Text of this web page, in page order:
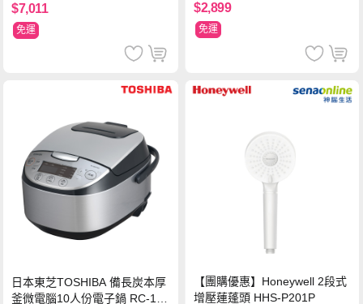
$7,011
免運
$2,899
免運
日本東芝TOSHIBA 備長炭本厚
釜微電腦10人份電子鍋 RC-18
【團購優惠】Honeywell 2段式
增壓蓮蓬頭 HHS-P201P